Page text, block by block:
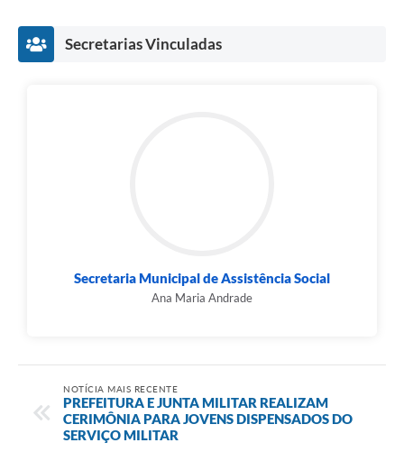
Secretarias Vinculadas
Secretaria Municipal de Assistência Social
Ana Maria Andrade
NOTÍCIA MAIS RECENTE
PREFEITURA E JUNTA MILITAR REALIZAM
CERIMÔNIA PARA JOVENS DISPENSADOS DO
SERVIÇO MILITAR